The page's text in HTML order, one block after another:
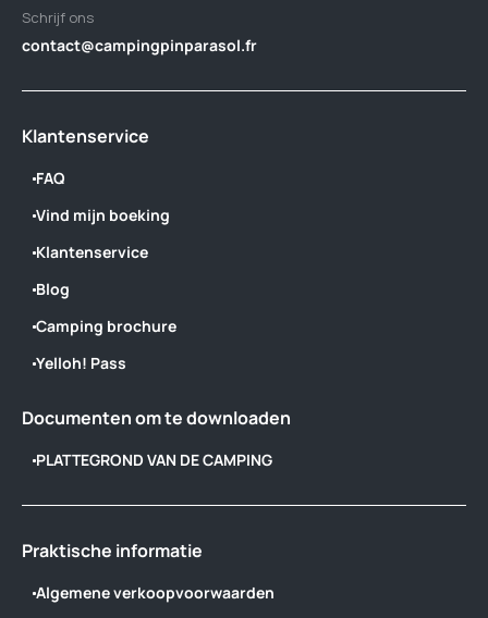
Schrijf ons
contact@campingpinparasol.fr
Klantenservice
FAQ
Vind mijn boeking
Klantenservice
Blog
Camping brochure
Yelloh! Pass
Documenten om te downloaden
PLATTEGROND VAN DE CAMPING
Praktische informatie
Algemene verkoopvoorwaarden